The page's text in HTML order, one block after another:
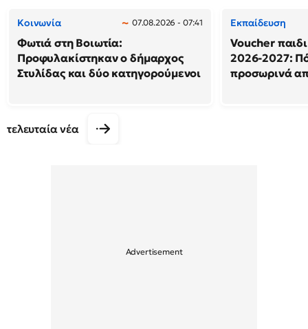
Κοινωνία 07.08.2026 - 07:41
Φωτιά στη Βοιωτία:
Προφυλακίστηκαν ο δήμαρχος
Στυλίδας και δύο κατηγορούμενοι
Εκπαίδευση
Voucher
2026-2027:
προσωρινά
τελευταία νέα